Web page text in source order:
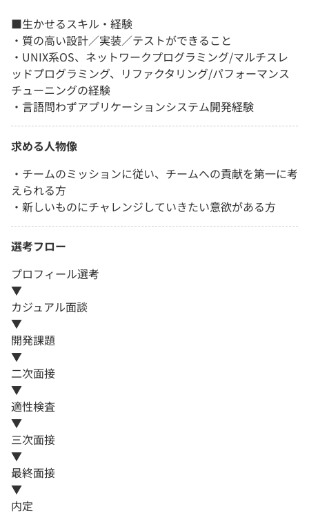
■生かせるスキル・経験
・質の高い設計／実装／テストができること
・UNIX系OS、ネットワークプログラミング/マルチスレ
ッドプログラミング、リファクタリング/パフォーマンス
チューニングの経験
・言語問わずアプリケーションシステム開発経験
求める人物像
・チームのミッションに従い、チームへの貢献を第一に考
えられる方
・新しいものにチャレンジしていきたい意欲がある方
選考フロー
プロフィール選考
▼
カジュアル面談
▼
開発課題
▼
二次面接
▼
適性検査
▼
三次面接
▼
最終面接
▼
内定